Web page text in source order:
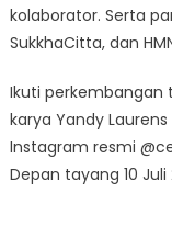
kolaborator. Serta
SukkhaCitta, dan
Ikuti perkembangan
karya Yandy
Instagram resmi
Depan tayang 10 Juli